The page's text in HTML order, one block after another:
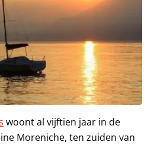
woont al vijftien jaar in de
Moreniche, ten zuiden van